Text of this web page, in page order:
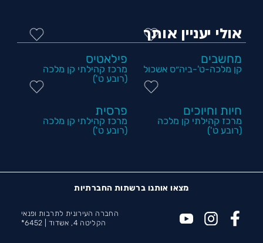
אולי יעניין אותך
מחשבים
קן מלכה-ט'-ביה״ס אשכול
פילאטיס
מרכז קהילתי קן מלכה
(רובע ט')
חיות וחיוכים
מרכז קהילתי קן מלכה
(רובע ט')
פרסית
מרכז קהילתי קן מלכה
(רובע ט')
מצאו אותנו ברשתות החברתיות
החברה העירונית לתרבות ופנאי
הקליטה 4, אשדוד |
6452*